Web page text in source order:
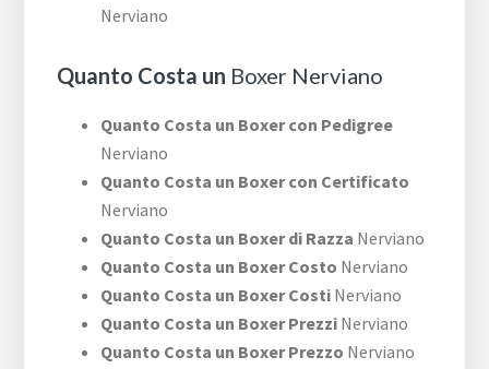
Nerviano
Quanto Costa un Boxer Nerviano
Quanto Costa un Boxer con Pedigree
Nerviano
Quanto Costa un Boxer con Certificato
Nerviano
Quanto Costa un Boxer di Razza Nerviano
Quanto Costa un Boxer Costo Nerviano
Quanto Costa un Boxer Costi Nerviano
Quanto Costa un Boxer Prezzi Nerviano
Quanto Costa un Boxer Prezzo Nerviano